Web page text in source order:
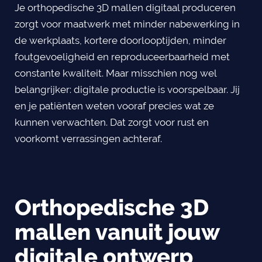
Je orthopedische 3D mallen digitaal produceren
zorgt voor maatwerk met minder nabewerking in
de werkplaats, kortere doorlooptijden, minder
foutgevoeligheid en reproduceerbaarheid met
constante kwaliteit. Maar misschien nog wel
belangrijker: digitale productie is voorspelbaar. Jij
en je patiënten weten vooraf precies wat ze
kunnen verwachten. Dat zorgt voor rust en
voorkomt verrassingen achteraf.
Orthopedische 3D
mallen vanuit jouw